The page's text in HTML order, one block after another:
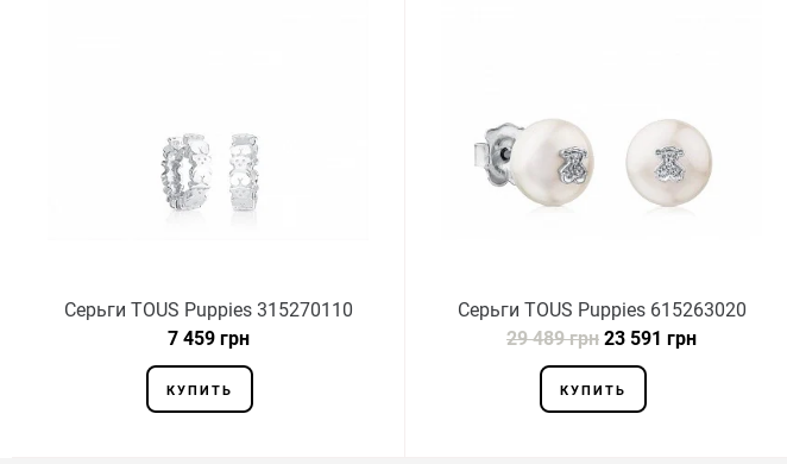
Серьги TOUS Puppies 315270110
7 459 грн
КУПИТЬ
Серьги TOUS Puppies 615263020
29 489 грн 23 591 грн
КУПИТЬ